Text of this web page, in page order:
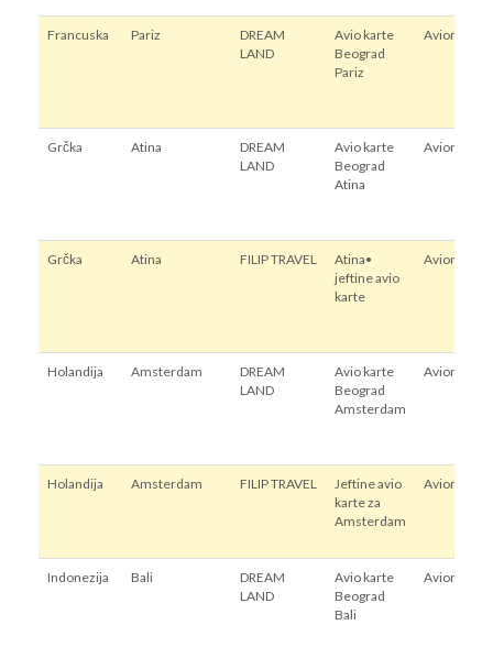
Francuska Pariz
DREAM
LAND
Avio karte
Beograd
Pariz
Avion
Grčka Atina
DREAM
LAND
Avio karte
Beograd
Atina
Avion
Grčka Atina FILIP TRAVEL
Atina•
jeftine avio
karte
Avion
Holandija Amsterdam
DREAM
LAND
Avio karte
Beograd
Amsterdam
Avion
Holandija Amsterdam FILIP TRAVEL
Jeftine avio
karte za
Amsterdam
Avion
Indonezija Bali
DREAM
LAND
Avio karte
Beograd
Bali
Avion